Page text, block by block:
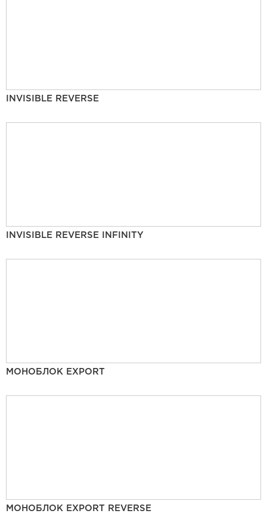
INVISIBLE REVERSE
INVISIBLE REVERSE INFINITY
МОНОБЛОК EXPORT
МОНОБЛОК EXPORT REVERSE